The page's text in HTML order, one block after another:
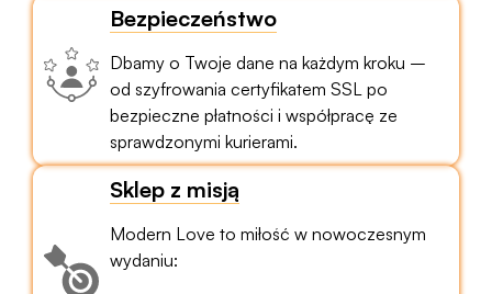
Bezpieczeństwo
Dbamy o Twoje dane na każdym kroku –
od szyfrowania certyfikatem SSL po
bezpieczne płatności i współpracę ze
sprawdzonymi kurierami.
Sklep z misją
Modern Love to miłość w nowoczesnym
wydaniu: